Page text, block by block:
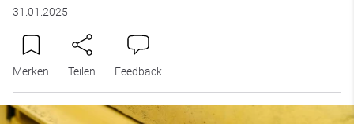
31.01.2025
Merken Teilen Feedback